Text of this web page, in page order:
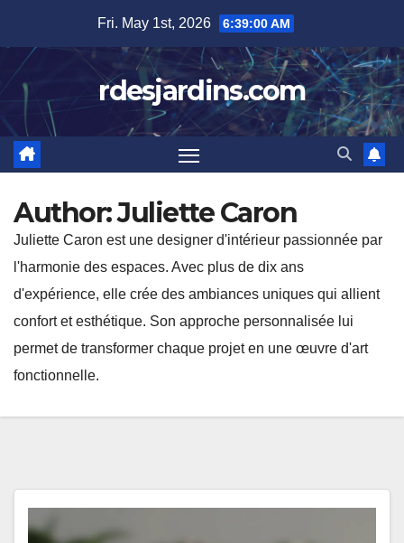
content
Fri. May 1st, 2026 6:39:02 AM
rdesjardins.com
Author:Juliette Caron
Juliette Caron est une designer d'intérieur passionnée par
l'harmonie des espaces. Avec plus de dix ans
d'expérience, elle crée des ambiances uniques qui allient
confort et esthétique. Son approche personnalisée lui
permet de transformer chaque projet en une œuvre d'art
fonctionnelle.